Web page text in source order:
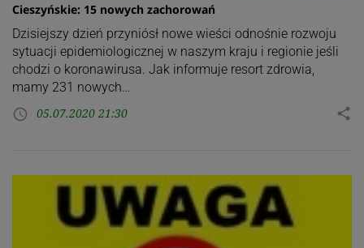
Cieszyńskie: 15 nowych zachorowań
Dzisiejszy dzień przyniósł nowe wieści odnośnie rozwoju
sytuacji epidemiologicznej w naszym kraju i regionie jeśli
chodzi o koronawirusa. Jak informuje resort zdrowia,
mamy 231 nowych…
access_time 05.07.2020 21:30 share